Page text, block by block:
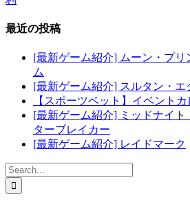
最近の投稿
[最新ゲーム紹介] ムーン・プリ
ム
[最新ゲーム紹介] スルタン・エ
【スポーツベット】イベント
[最新ゲーム紹介] ミッドナイト
ターブレイカー
[最新ゲーム紹介] レイドマーク
Search
for: